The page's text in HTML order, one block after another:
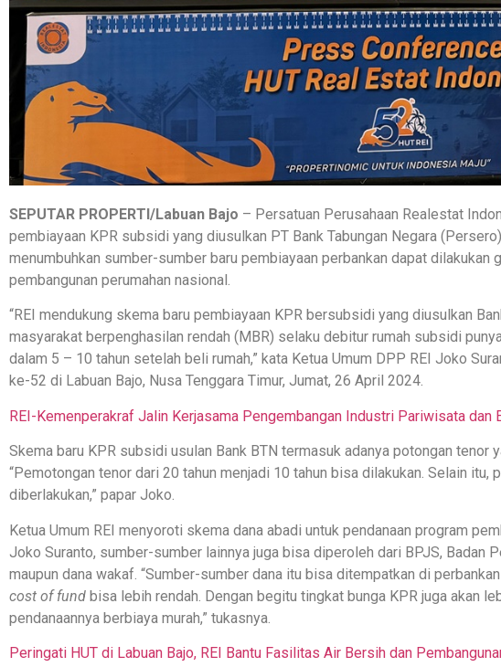
SEPUTAR PROPERTI/Labuan Bajo – Persatuan Perusahaan Realestat
pembiayaan KPR subsidi yang diusulkan PT Bank Tabungan Negara
menumbuhkan sumber-sumber baru pembiayaan perbankan dapat dilakukan
pembangunan perumahan nasional.
“REI mendukung skema baru pembiayaan KPR bersubsidi yang diusulkan
masyarakat berpenghasilan rendah (MBR) selaku debitur rumah subsidi
dalam 5 – 10 tahun setelah beli rumah,” kata Ketua Umum DPP REI Joko
ke-52 di Labuan Bajo, Nusa Tenggara Timur, Jumat, 26 April 2024.
REI-Kemenperakraf Jalin Kerjasama Pengembangan Industri Pariwisata dan
Skema baru KPR subsidi usulan Bank BTN termasuk adanya potongan tenor
“Pemotongan tenor dari 20 tahun menjadi 10 tahun bisa dilakukan. Selain
diberlakukan,” papar Joko.
Ketua Umum REI menyoroti skema dana abadi untuk pendanaan program
Joko Suranto, sumber-sumber lainnya juga bisa diperoleh dari BPJS, Badan
maupun dana wakaf. “Sumber-sumber dana itu bisa ditempatkan di
cost of fund bisa lebih rendah. Dengan begitu tingkat bunga KPR juga akan
pendanaannya berbiaya murah,” tukasnya.
Peringati HUT di Labuan Bajo, REI Bantu Fasilitas Air Bersih dan